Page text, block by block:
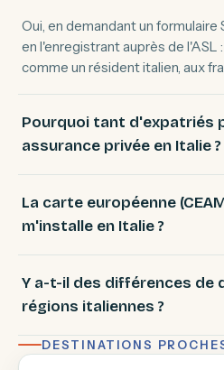
Oui, en demandant un formulaire
en l'enregistrant auprès de l'ASL
comme un résident italien, aux
Pourquoi tant d'expatriés
assurance privée en Italie ?
La carte européenne
m'installe en Italie ?
Y a-t-il des différences de
régions italiennes ?
DESTINATIONS